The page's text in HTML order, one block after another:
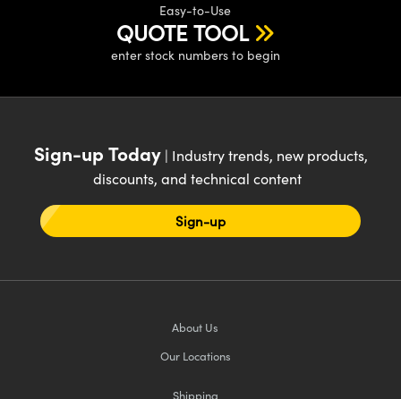
Easy-to-Use
QUOTE TOOL
enter stock numbers to begin
Sign-up Today| Industry trends, new products,
discounts, and technical content
Sign-up
About Us
Our Locations
Shipping